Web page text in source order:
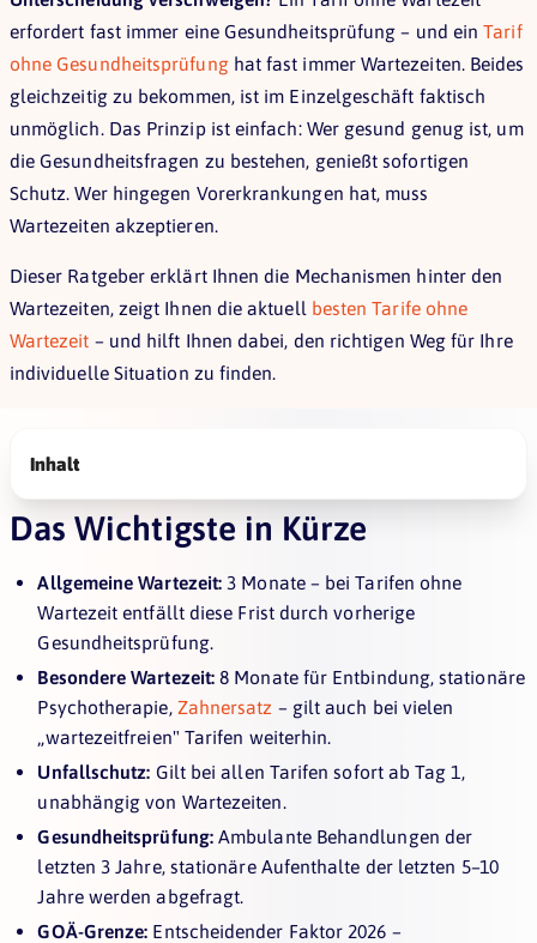
erfordert fast immer eine Gesundheitsprüfung – und ein Tarif
ohne Gesundheitsprüfunghat fast immer Wartezeiten. Beides
gleichzeitig zu bekommen, ist im Einzelgeschäft faktisch
unmöglich. Das Prinzip ist einfach: Wer gesund genug ist, um
die Gesundheitsfragen zu bestehen, genießt sofortigen
Schutz. Wer hingegen Vorerkrankungen hat, muss
Wartezeiten akzeptieren.
Dieser Ratgeber erklärt Ihnen die Mechanismen hinter den
Wartezeiten, zeigt Ihnen die aktuell besten Tarife ohne
Wartezeit – und hilft Ihnen dabei, den richtigen Weg für Ihre
individuelle Situation zu finden.
Inhalt
Das Wichtigste in Kürze
Allgemeine Wartezeit: 3 Monate – bei Tarifen ohne
Wartezeit entfällt diese Frist durch vorherige
Gesundheitsprüfung.
Besondere Wartezeit: 8 Monate für Entbindung, stationäre
Psychotherapie, Zahnersatz – gilt auch bei vielen
„wartezeitfreien" Tarifen weiterhin.
Unfallschutz: Gilt bei allen Tarifen sofort ab Tag 1,
unabhängig von Wartezeiten.
Gesundheitsprüfung:Ambulante Behandlungen der
letzten 3 Jahre, stationäre Aufenthalte der letzten 5–10
Jahre werden abgefragt.
GOÄ-Grenze: Entscheidender Faktor 2026 –